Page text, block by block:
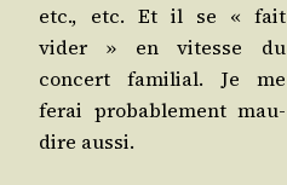
etc., etc. Et il se « fait
vider » en vitesse du
concert fami­lial. Je me
ferai pro­ba­ble­ment mau­
dire aussi.